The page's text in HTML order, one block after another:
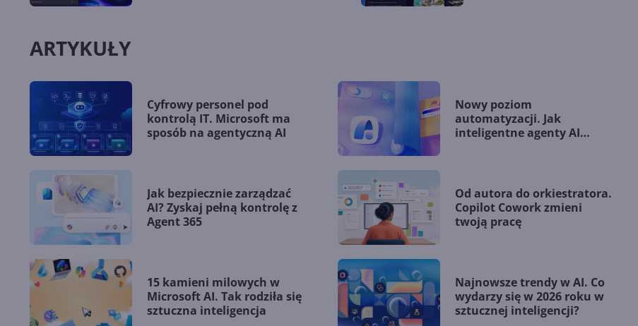
ARTYKUŁY
Cyfrowy personel pod
kontrolą IT. Microsoft ma
sposób na agentyczną AI
Nowy poziom
automatyzacji. Jak
inteligentne agenty AI
Jak bezpiecznie zarządzać
AI? Zyskaj pełną kontrolę z
Agent 365
Od autora do orkiestratora.
Copilot Cowork zmieni
twoją pracę
15 kamieni milowych w
Microsoft AI. Tak rodziła się
sztuczna inteligencja
Najnowsze trendy w AI. Co
wydarzy się w 2026 roku w
sztucznej inteligencji?